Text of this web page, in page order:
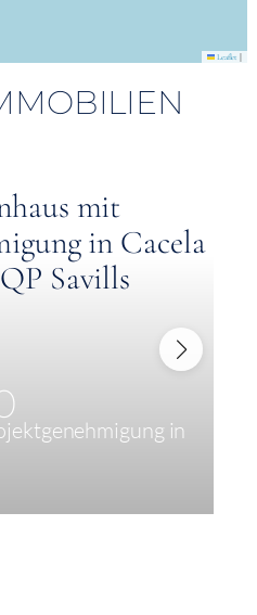
Leaflet |
in